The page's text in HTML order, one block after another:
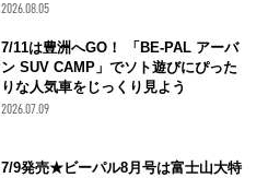
2026.08.05
7/11は豊洲へGO！ 「BE-PAL アーバ
ン SUV CAMP」でソト遊びにぴった
りな人気車をじっくり見よう
2026.07.09
7/9発売★ビーパル8月号は富士山大特